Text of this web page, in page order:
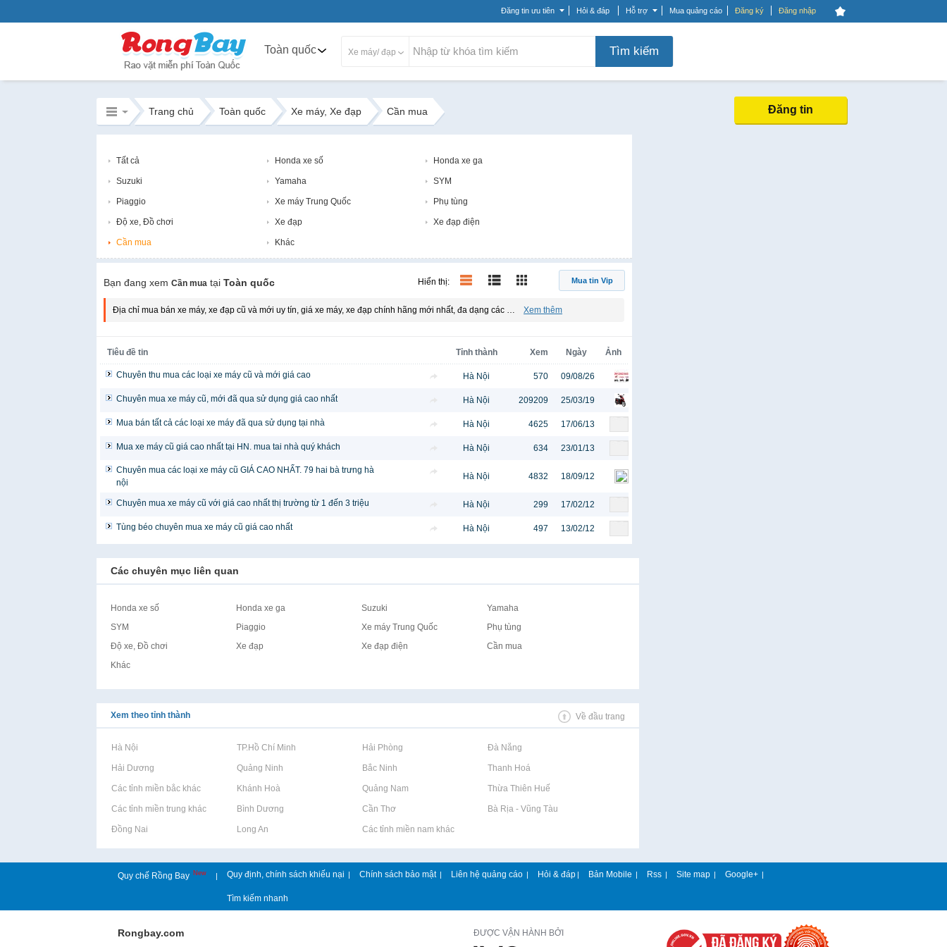
Đăng tin ưu tiên Hỏi & đáp Hỗ trợ Mua quảng cáo Đăng ký Đăng nhập
Toàn quốc Xe máy/ đạp Tìm kiếm
Trang chủ Toàn quốc Xe máy, Xe đạp Cần mua Đăng tin
Tất cả Honda xe số Honda xe ga
Suzuki Yamaha SYM
Piaggio Xe máy Trung Quốc Phụ tùng
Độ xe, Đồ chơi Xe đạp Xe đạp điện
Cần mua Khác
Bạn đang xem Cần mua tại Toàn quốc Mua tin Vip
Hiển thị:
Địa chỉ mua bán xe máy, xe đạp cũ và mới uy tín, giá xe máy, xe đạp chính hãng mới nhất, đa dạng các loại xe máy, xe đạp tại Rongbay.com Xem thêm
Tiêu đề tin Tỉnh thành Xem Ngày Ảnh
Chuyên thu mua các loại xe máy cũ và mới giá cao Hà Nội 570 09/08/26
Chuyên mua xe máy cũ, mới đã qua sử dụng giá cao nhất Hà Nội 209209 25/03/19
Mua bán tất cả các loại xe máy đã qua sử dụng tại nhà Hà Nội 4625 17/06/13
Mua xe máy cũ giá cao nhất tại HN. mua tai nhà quý khách Hà Nội 634 23/01/13
Chuyên mua các loại xe máy cũ GIÁ CAO NHẤT. 79 hai bà trưng hà
nội
Hà Nội 4832 18/09/12
Chuyên mua xe máy cũ với giá cao nhất thị trường từ 1 đến 3 triệu Hà Nội 299 17/02/12
Tùng béo chuyên mua xe máy cũ giá cao nhất Hà Nội 497 13/02/12
Các chuyên mục liên quan
Honda xe số Honda xe ga Suzuki
Yamaha
SYM
Piaggio Xe máy Trung Quốc
Phụ tùng
Độ xe, Đồ chơi
Xe đạp Xe đạp điện
Cần mua
Khác
Xem theo tỉnh thành Về đầu trang
Rao vặt tại Hà Nội Rao vặt tại TP.Hồ Chí Minh Rao vặt tại Hải Phòng Rao vặt tại Đà Nẵng
Rao vặt tại Hải Dương Rao vặt tại Quảng Ninh Rao vặt tại Bắc Ninh Rao vặt tại Thanh Hoá
Rao vặt tại Các tỉnh miền bắc khácRao vặt tại Khánh Hoà Rao vặt tại Quảng Nam Rao vặt tại Thừa Thiên Huế
Rao vặt tại Các tỉnh miền trung khácRao vặt tại Bình Dương Rao vặt tại Cần Thơ Rao vặt tại Bà Rịa - Vũng Tàu
Rao vặt tại Đồng Nai Rao vặt tại Long An Rao vặt tại Các tỉnh miền nam khác
Quy chế Rồng Bay New | Quy định, chính sách khiếu nại | Chính sách bảo mật | Liên hệ quảng cáo | Hỏi & đáp | Bản Mobile | Rss | Site map | Google+ |
Tìm kiếm nhanh
Rongbay.com ĐƯỢC VẬN HÀNH BỞI